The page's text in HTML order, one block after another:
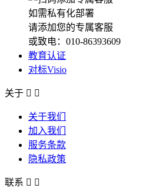
如需私有化部署
请添加您的专属客服
或致电：010-86393609
教育认证
对标Visio
关于  
关于我们
加入我们
服务条款
隐私政策
联系  